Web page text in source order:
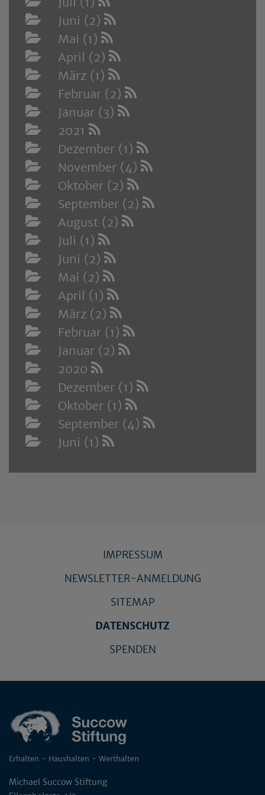
Juni (2)
Mai (1)
April (2)
März (1)
Februar (2)
Januar (3)
2021
Dezember (1)
November (4)
Oktober (2)
September (2)
August (2)
Juli (1)
Juni (2)
Mai (2)
April (1)
März (2)
Februar (1)
Januar (2)
2020
Dezember (1)
Oktober (1)
September (4)
Juni (1)
IMPRESSUM
NEWSLETTER-ANMELDUNG
SITEMAP
DATENSCHUTZ
SPENDEN
Erhalten - Haushalten - Werthalten
Michael Succow Stiftung